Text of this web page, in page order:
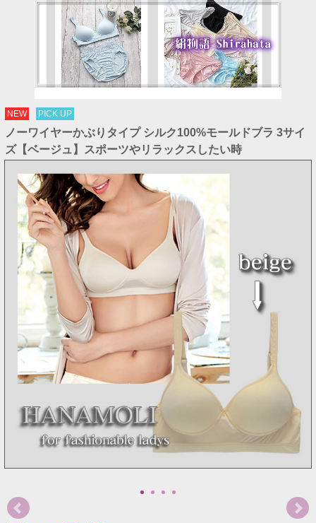
NEW PICK UP
ノーワイヤーかぶりタイプ シルク100%モールドブラ 3サイ
ズ【ベージュ】スポーツやリラックスしたい時